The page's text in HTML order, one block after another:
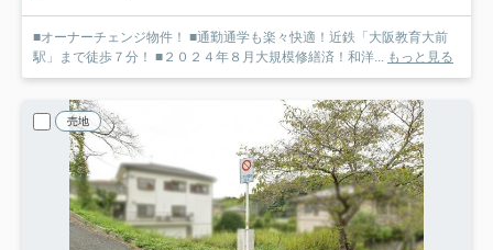
■オーナーチェンジ物件！ ■通勤通学も楽々快適！近鉄「大阪教育大前
駅」まで徒歩７分！ ■２０２４年８月大規模修繕済！和洋...
もっと見る
売地